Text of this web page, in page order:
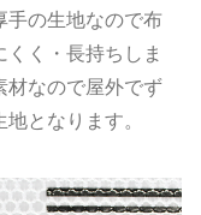
手の生地なので布
く・長持ちしま
材なので屋外でず
となります。